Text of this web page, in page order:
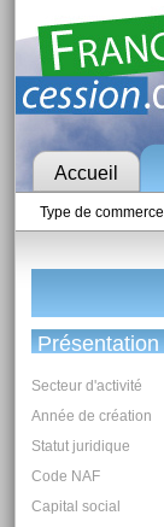
Accueil
Type de commerce
Présentation
Secteur d'activité
Année de création
Statut juridique
Code NAF
Capital social